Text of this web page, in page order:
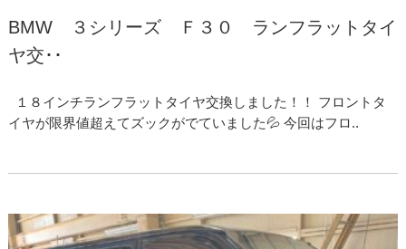
BMW ３シリーズ Ｆ３０ ランフラットタイ
ヤ交･･
１８インチランフラットタイヤ交換しました！！ フロントタ
イヤが限界値超えてズックがでていました💦 今回はフロ..